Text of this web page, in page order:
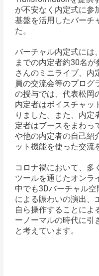
が不安なく内定式に参
基盤を活用したバーチ
た。
バーチャル内定式には
までの内定者約30名が
さんのミニライブ、内
員の交流会等のプログ
の授与では、代表松岡
内定者はボイスチャッ
りました。また、内定
定者はブースをまわっ
や他の内定者の自己紹
ット機能を使った交流
コロナ禍において、多
ツールを通じたオンラ
中でも3Dバーチャル
による賑わいの演出、
自ら操作することによ
ーノーマルの時代に引
と考えています。